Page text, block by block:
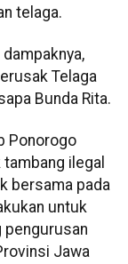
telaga.
Telaga
Bunda Rita.
Ponorogo
ilegal
bersama pada
untuk
pengurusan
Jawa